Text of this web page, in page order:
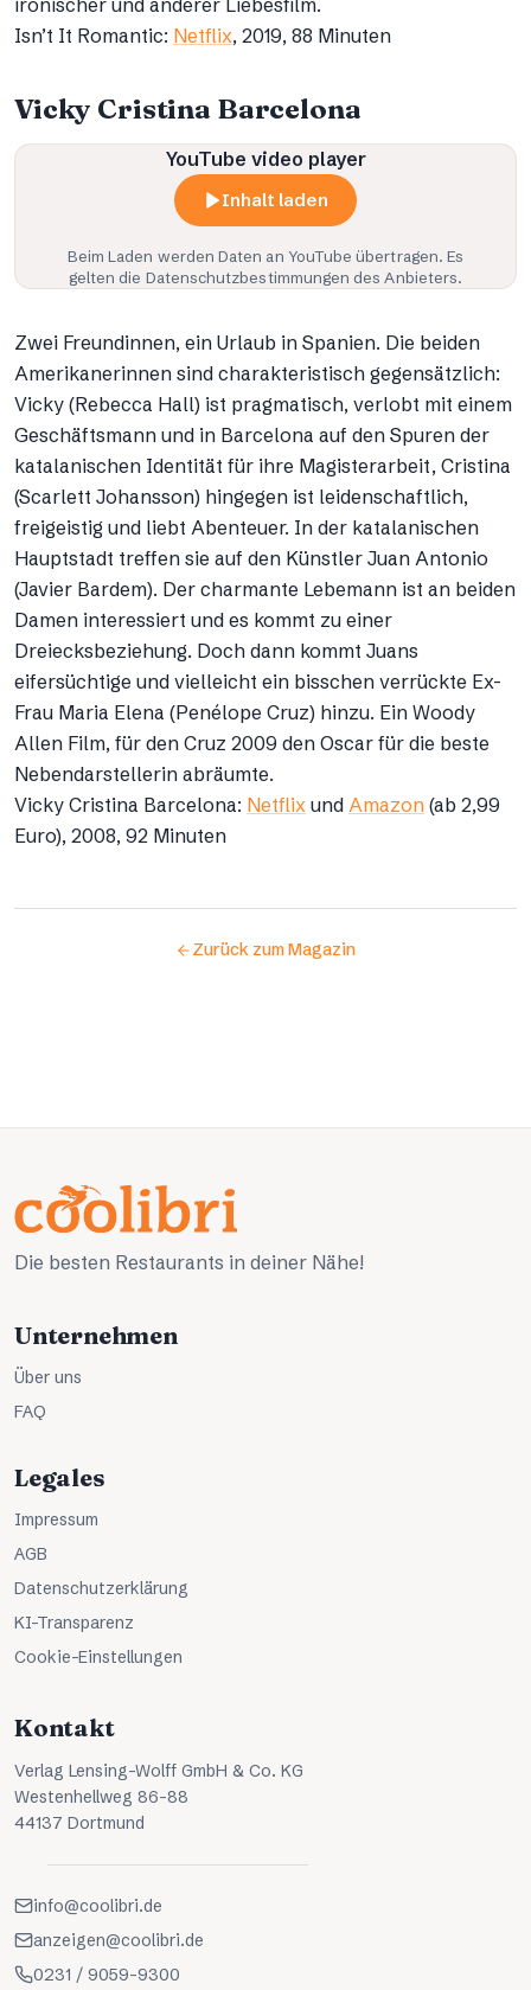
Isn’t It Romantic: Netflix, 2019, 88 Minuten
Vicky Cristina Barcelona
YouTube video player
Inhalt laden
Beim Laden werden Daten an YouTube übertragen. Es
gelten die Datenschutzbestimmungen des Anbieters.
Zwei Freundinnen, ein Urlaub in Spanien. Die beiden
Amerikanerinnen sind charakteristisch gegensätzlich:
Vicky (Rebecca Hall) ist pragmatisch, verlobt mit einem
Geschäftsmann und in Barcelona auf den Spuren der
katalanischen Identität für ihre Magisterarbeit, Cristina
(Scarlett Johansson) hingegen ist leidenschaftlich,
freigeistig und liebt Abenteuer. In der katalanischen
Hauptstadt treffen sie auf den Künstler Juan Antonio
(Javier Bardem). Der charmante Lebemann ist an beiden
Damen interessiert und es kommt zu einer
Dreiecksbeziehung. Doch dann kommt Juans
eifersüchtige und vielleicht ein bisschen verrückte Ex-
Frau Maria Elena (Penélope Cruz) hinzu. Ein Woody
Allen Film, für den Cruz 2009 den Oscar für die beste
Nebendarstellerin abräumte.
Vicky Cristina Barcelona: Netflix und Amazon (ab 2,99
Euro), 2008, 92 Minuten
Zurück zum Magazin
Die besten Restaurants in deiner Nähe!
Unternehmen
Über uns
FAQ
Legales
Impressum
AGB
Datenschutzerklärung
KI-Transparenz
Cookie-Einstellungen
Kontakt
Verlag Lensing-Wolff GmbH & Co. KG
Westenhellweg 86-88
44137 Dortmund
info@coolibri.de
anzeigen@coolibri.de
0231 / 9059-9300